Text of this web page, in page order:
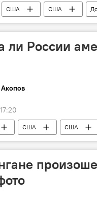
США США
президент США
ли России
США США